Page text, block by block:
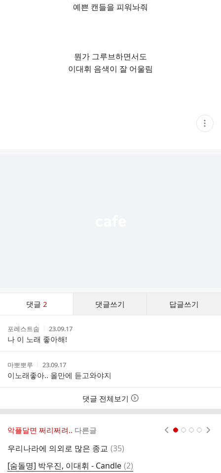
예쁜 캔들을 피워놔줘
뭔가 그루브하면서도
이대휘 음색이 잘 어울림
현
재
댓글 2 댓글쓰기 답글쓰기
스
작
성
자
포레스트숩
작
성
시
간
23.09.17
나 이 노래 좋아해!
작
성
자
마뽀뽀루
작
성
시
간
23.09.17
이노래좋아.. 올만에 듣고와야지
댓글 전체보기
악플달면 쩌리쩌려.. 다른글
우리나라에 의외로 많은 종교 댓
(35)
[숨돌명] 박우진, 이대휘 - Candle 댓
(2)